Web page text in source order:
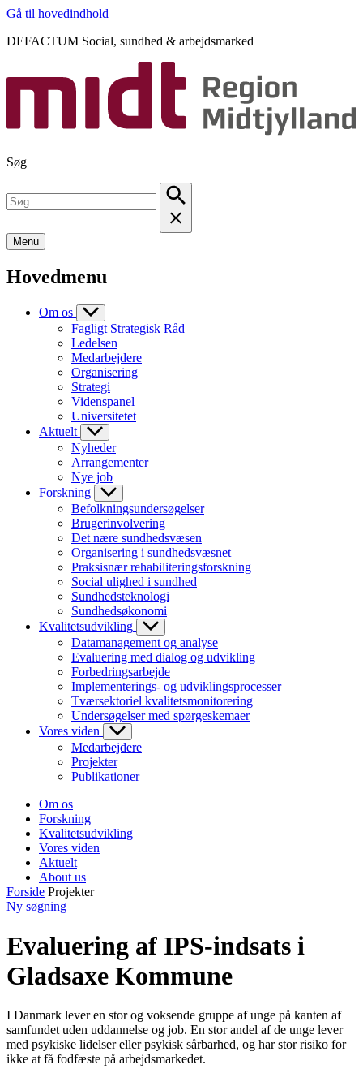
Gå til hovedindhold
DEFACTUM Social, sundhed & arbejdsmarked
Søg
Menu
Hovedmenu
Om os
Fagligt Strategisk Råd
Ledelsen
Medarbejdere
Organisering
Strategi
Videnspanel
Universitetet
Aktuelt
Nyheder
Arrangementer
Nye job
Forskning
Befolkningsundersøgelser
Brugerinvolvering
Det nære sundhedsvæsen
Organisering i sundhedsvæsnet
Praksisnær rehabiliteringsforskning
Social ulighed i sundhed
Sundhedsteknologi
Sundhedsøkonomi
Kvalitetsudvikling
Datamanagement og analyse
Evaluering med dialog og udvikling
Forbedringsarbejde
Implementerings- og udviklingsprocesser
Tværsektoriel kvalitetsmonitorering
Undersøgelser med spørgeskemaer
Vores viden
Medarbejdere
Projekter
Publikationer
Om os
Forskning
Kvalitetsudvikling
Vores viden
Aktuelt
About us
Forside Projekter
Ny søgning
Evaluering af IPS-indsats i
Gladsaxe Kommune
I Danmark lever en stor og voksende gruppe af unge på kanten af
samfundet uden uddannelse og job. En stor andel af de unge lever
med psykiske lidelser eller psykisk sårbarhed, og har stor risiko for
ikke at få fodfæste på arbejdsmarkedet.